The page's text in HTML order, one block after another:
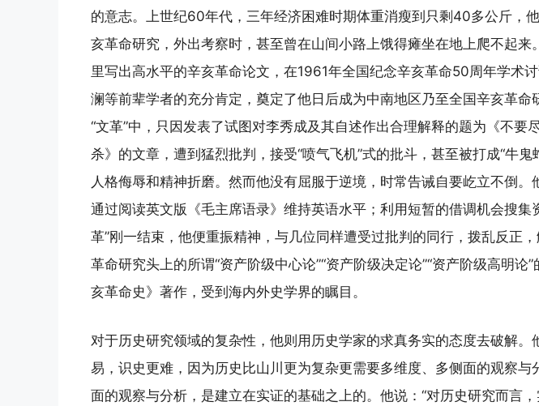
的意志。上世纪60年代，三年经济困难时期体重消瘦到只剩40多公斤，
亥革命研究，外出考察时，甚至曾在山间小路上饿得瘫坐在地上爬不起来
里写出高水平的辛亥革命论文，在1961年全国纪念辛亥革命50周年学术
澜等前辈学者的充分肯定，奠定了他日后成为中南地区乃至全国辛亥革命
“文革”中，只因发表了试图对李秀成及其自述作出合理解释的题为《不要
杀》的文章，遭到猛烈批判，接受“喷气飞机”式的批斗，甚至被打成“牛鬼
人格侮辱和精神折磨。然而他没有屈服于逆境，时常告诫自要屹立不倒。
通过阅读英文版《毛主席语录》维持英语水平；利用短暂的借调机会搜集
革”刚一结束，他便重振精神，与几位同样遭受过批判的同行，拨乱反正
革命研究头上的所谓“资产阶级中心论”“资产阶级决定论”“资产阶级高明论
亥革命史》著作，受到海内外史学界的瞩目。
对于历史研究领域的复杂性，他则用历史学家的求真务实的态度去破解。
易，识史更难，因为历史比山川更为复杂更需要多维度、多侧面的观察与
面的观察与分析，是建立在实证的基础之上的。他说：“对历史研究而言